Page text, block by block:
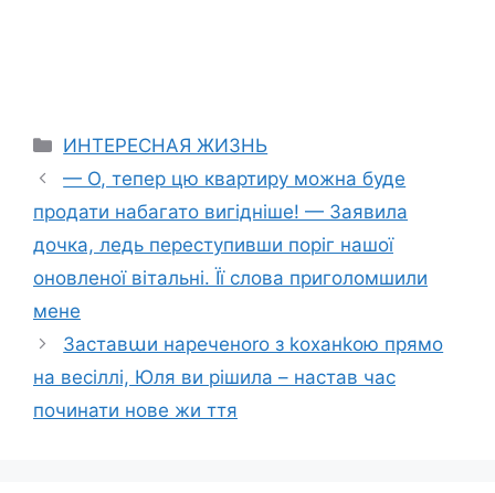
Categories
ИНТЕРЕСНАЯ ЖИЗНЬ
— О, тепер цю квартиру можна буде
продати набагато вигідніше! — Заявила
дочка, ледь переступивши поріг нашої
оновленої вітальні. Її слова приголомшили
мене
Заставաи нареченоrо з kоханkою прямо
на весіллі, Юля ви рішила – настав час
починати нове жи ття